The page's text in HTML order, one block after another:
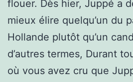
flouer. Dès hier, Juppé a
mieux élire quelqu’un du
Hollande plutôt qu’un
d’autres termes, Durant
où vous avez cru que